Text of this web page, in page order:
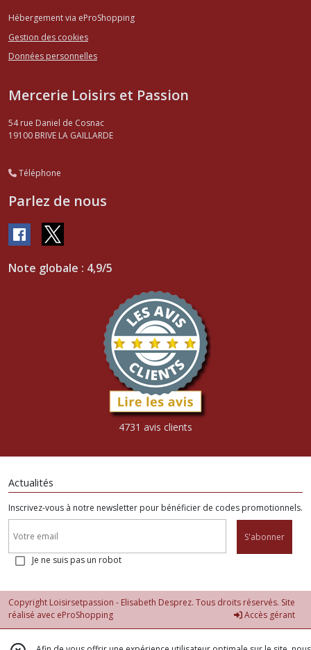
Hébergement via eProShopping
Gestion des cookies
Données personnelles
Mercerie Loisirs et Passion
54 rue Daniel de Cosnac
19100 BRIVE LA GAILLARDE
Téléphone
Parlez de nous
Note globale : 4,9/5
4731 avis clients
Actualités
Inscrivez-vous à notre newsletter pour bénéficier de codes promotionnels.
S'abonner
Je ne suis pas un robot
Copyright Loisirsetpassion - Elisabeth Desprez. Tous droits réservés. Site
réalisé avec eProShopping Accès gérant